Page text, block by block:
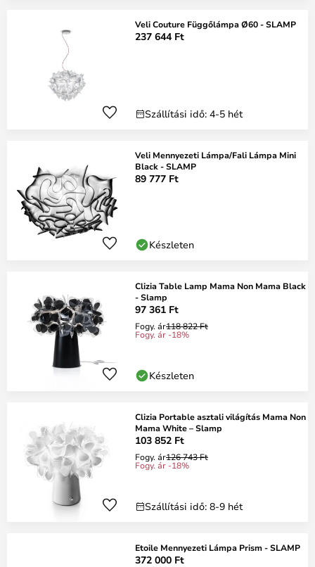
Veli Couture Függőlámpa Ø60 - SLAMP
237 644 Ft
Szállítási idő: 4-5 hét
Veli Mennyezeti Lámpa/Fali Lámpa Mini
Black - SLAMP
89 777 Ft
Készleten
Clizia Table Lamp Mama Non Mama Black
- Slamp
97 361 Ft
Fogy. ár118 822 Ft
Fogy. ár -18%
Készleten
Clizia Portable asztali világítás Mama Non
Mama White – Slamp
103 852 Ft
Fogy. ár126 743 Ft
Fogy. ár -18%
Szállítási idő: 8-9 hét
Etoile Mennyezeti Lámpa Prism - SLAMP
372 000 Ft